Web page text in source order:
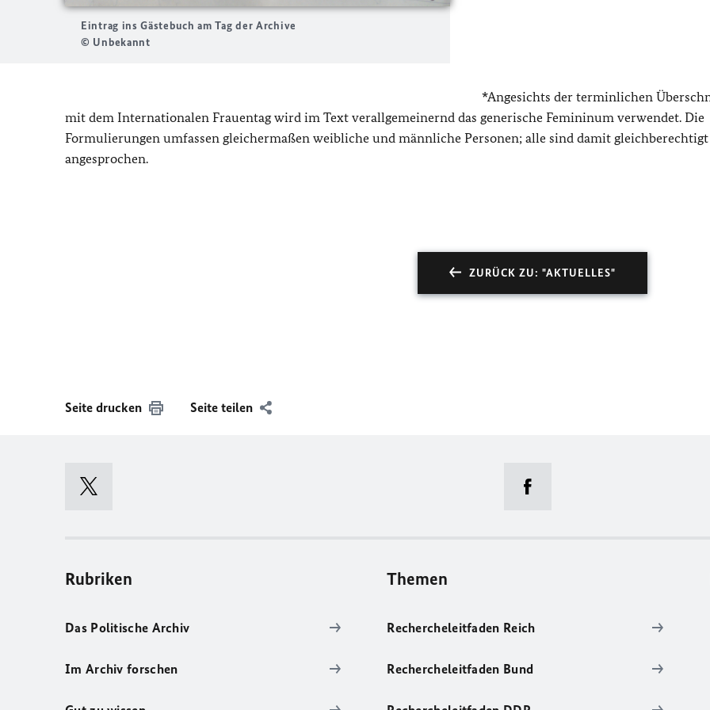
Eintrag ins Gästebuch am Tag der Archive
© Unbekannt
*Angesichts der terminlichen
mit dem Internationalen Frauentag wird im Text verallgemeinernd das generische Femininum verwendet. Die
Formulierungen umfassen gleichermaßen weibliche und männliche Personen; alle sind damit gleichberechtigt
angesprochen.
ZURÜCK ZU: "AKTUELLES"
Seite drucken Seite teilen
Rubriken
Das Politische Archiv
Im Archiv forschen
Themen
Rechercheleitfaden Reich
Rechercheleitfaden Bund